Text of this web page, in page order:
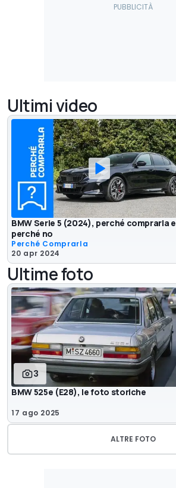
Ultimi video
BMW Serie 5 (2024), perché comprarla e
perché no
Perché Comprarla
20 apr 2024
Ultime foto
3
BMW 525e (E28), le foto storiche
17 ago 2025
ALTRE FOTO